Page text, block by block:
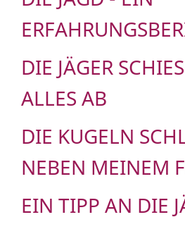
DIE JÄGER
LLES AB
DIE KUGELN
NEBEN MEINEM
EIN TIPP AN DIE